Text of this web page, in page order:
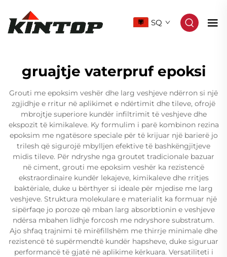
SQ
gruajtje vaterpruf epoksi
Grouti me epoksim veshër dhe larg veshjeve ndërron si një
zgjidhje e rritur në aplikimet e ndërtimit dhe tileve, ofrojë
mbrojtje superiore kundër infiltrimit të veshjeve dhe
ekspozit të kimikaleve. Ky formulim i parë kombinon rezina
epoksim me ngatësore speciale për të krijuar një barierë jo
trilesh që sigurojë mbylljen efektive të bashkëngjitjeve
midis tileve. Për ndryshe nga groutet tradicionale bazuar
në ciment, grouti me epoksim veshër ka rezistencë
ekstraordinaire kundër lekajeve, kimikaleve dhe rritjes
baktëriale, duke u bërthyer si ideale për mjedise me larg
veshjeve. Struktura molekulare e materialit ka formuar një
sipërfaqe jo poroze që mban larg absorbtionin e veshjeve
ndërsa mbahen lidhje forcosh me ndryshore substratum.
Ajo shfaq trajnimi të mirëfillshëm me thirrje minimale dhe
rezistencë të supërmendtë kundër hapsheve, duke siguruar
performancë të gjatë në aplikime kërkuara. Versatiliteti i